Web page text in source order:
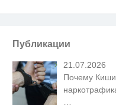
Публикации
21.07.2026
Почему